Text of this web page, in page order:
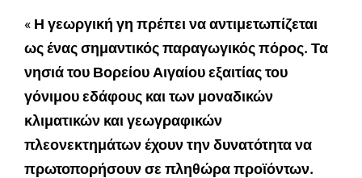
« Η γεωργική γη πρέπει να αντιμετωπίζεται
ως ένας σημαντικός παραγωγικός πόρος. Τα
νησιά του Βορείου Αιγαίου εξαιτίας του
γόνιμου εδάφους και των μοναδικών
κλιματικών και γεωγραφικών
πλεονεκτημάτων έχουν την δυνατότητα να
πρωτοπορήσουν σε πληθώρα προϊόντων.